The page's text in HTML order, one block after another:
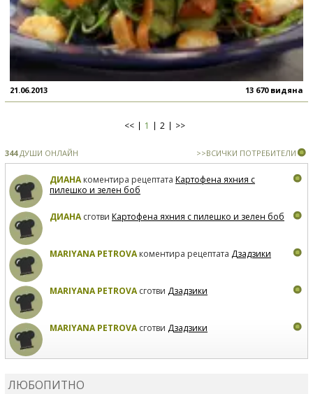
21.06.2013 13 670 видяна
<< 1 2 >>
344ДУШИ ОНЛАЙН >>ВСИЧКИ ПОТРЕБИТЕЛИ
ДИАНАкоментира рецептата Картофена яхния с
пилешко и зелен боб
ДИАНАсготви Картофена яхния с пилешко и зелен боб
MARIYANA PETROVAкоментира рецептата Дзадзики
MARIYANA PETROVAсготви Дзадзики
MARIYANA PETROVAсготви Дзадзики
ЛЮБОПИТНО